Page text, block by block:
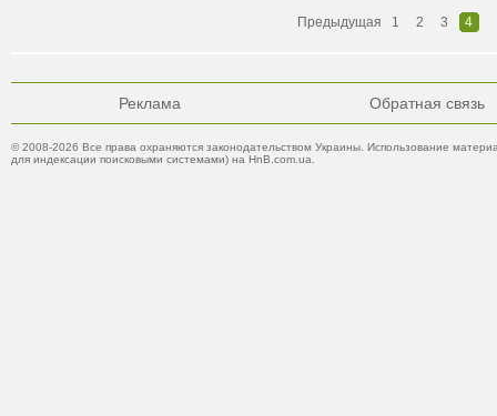
Предыдущая 1 2 3 4
Реклама Обратная связь
© 2008-2026 Все права охраняются законодательством Украины. Использование
для индексации поисковыми системами) на HnB.com.ua.